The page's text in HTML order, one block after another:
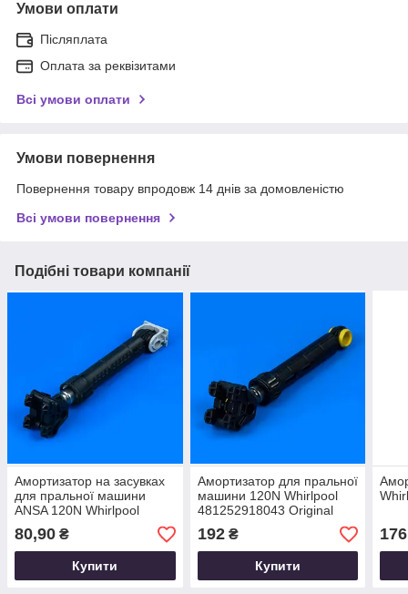
Умови оплати
Післяплата
Оплата за реквізитами
Всі умови оплати
Умови повернення
Повернення товару впродовж 14 днів за домовленістю
Всі умови повернення
Подібні товари компанії
Амортизатор на засувках
для пральної машини
ANSA 120N Whirlpool
481246648088
80,90 ₴
Купити
Амортизатор для пральної
машини 120N Whirlpool
481252918043 Original
192₴
Купити
176